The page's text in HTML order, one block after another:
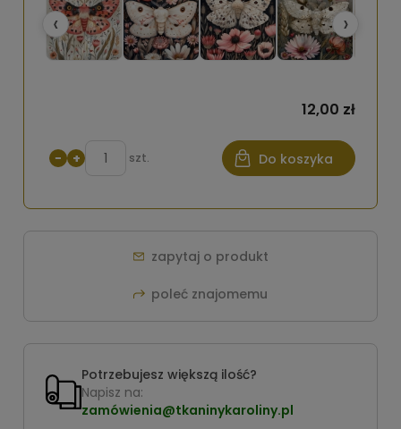
‹ ›
12,00 zł
− + szt. Do koszyka
zapytaj o produkt
poleć znajomemu
Potrzebujesz większą ilość?
Napisz na:
zamówienia@tkaninykaroliny.pl